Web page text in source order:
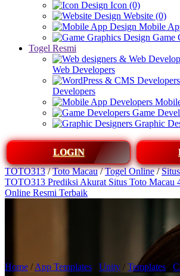
Icon (0)
Website (0)
Mobile
Game
Togel Resmi
Web Developers
Developers
Game
Graphic
LOGIN
TOTO313/Toto Macau/Togel Online/
TOTO313 Prediksi Akurat Situs Toto Macau
Online Resmi Terbaik
Home /App Templates Unity / Templates